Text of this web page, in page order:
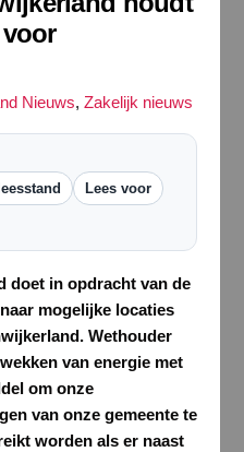
Nieuws,Zakelijk nieuws
Lees voor
doet in opdracht van de
mogelijke locaties
Wethouder
van energie met
om onze
van onze gemeente te
worden als er naast